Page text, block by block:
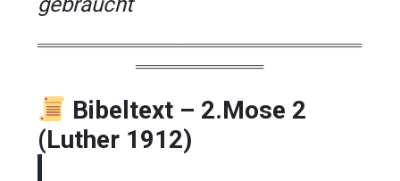
═════════════════════════════════
═════════════
Bibeltext – 2.Mose 2
(Luther 1912)